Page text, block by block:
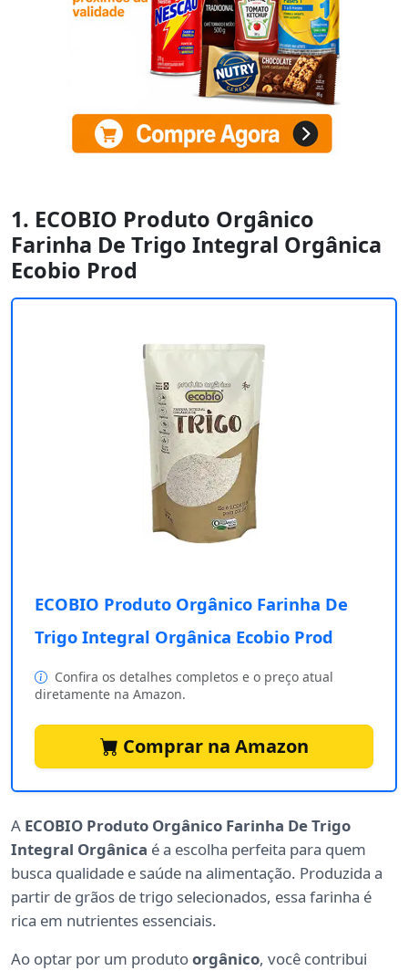
1. ECOBIO Produto Orgânico
Farinha De Trigo Integral Orgânica
Ecobio Prod
ECOBIO Produto Orgânico Farinha De
Trigo Integral Orgânica Ecobio Prod
Confira os detalhes completos e o preço atual
diretamente na Amazon.
Comprar na Amazon
A ECOBIO Produto Orgânico Farinha De Trigo
Integral Orgânica é a escolha perfeita para quem
busca qualidade e saúde na alimentação. Produzida a
partir de grãos de trigo selecionados, essa farinha é
rica em nutrientes essenciais.
Ao optar por um produtoorgânico, você contribui